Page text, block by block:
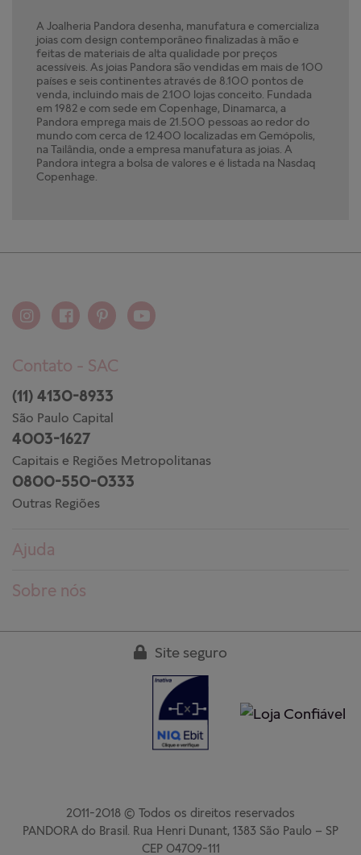
A Joalheria Pandora desenha, manufatura e comercializa
joias com design contemporâneo finalizadas à mão e
feitas de materiais de alta qualidade por preços
acessíveis. As joias Pandora são vendidas em mais de 100
países e seis continentes através de 8.100 pontos de
venda, incluindo mais de 2.100 lojas conceito. Fundada
em 1982 e com sede em Copenhage, Dinamarca, a
Pandora emprega mais de 21.500 pessoas ao redor do
mundo com cerca de 12.400 localizadas em Gemópolis,
na Tailândia, onde a empresa manufatura as joias. A
Pandora integra a bolsa de valores e é listada na Nasdaq
Copenhage.
Ajuda
Entregas
Sobre nós
Contato - SAC
(11) 4130-8933
São Paulo Capital
4003-1627
Capitais e Regiões Metropolitanas
0800-550-0333
Outras Regiões
Site seguro
2011-2018 © Todos os direitos reservados
PANDORA do Brasil. Rua Henri Dunant, 1383 São Paulo – SP
CEP 04709-111